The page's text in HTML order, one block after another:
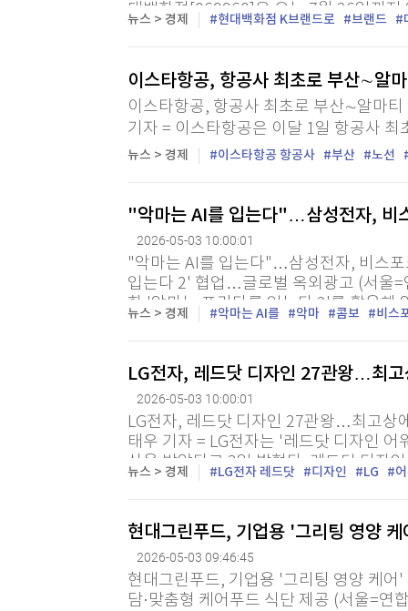
대백화점[069960]은 오는 7월 26일까지
화점 중강점에서 '더현대 글로벌' 팝업스
뉴스 > 경제 현대백화점 K브랜드로 브랜드
이스타항공, 항공사 최초로 부산∼알
이스타항공, 항공사 최초로 부산∼알마
기자 = 이스타항공은 이달 1일 항공사
탄) 노선에 신규 취항했다고 3일 밝혔다.
뉴스 > 경제 이스타항공 항공사 부산 노선
"악마는 AI를 입는다"…삼성전자, 비
2026-05-03 10:00:01
"악마는 AI를 입는다"…삼성전자, 비스
입는다 2' 협업…글로벌 옥외광고 (서울
화 '악마는 프라다를 입는다 2'를 활용해
(AI) 콤보' 글로벌 광고 캠페인을 한국·영
뉴스 > 경제 악마는 AI를 악마 콤보 비스
LG전자, 레드닷 디자인 27관왕…최
2026-05-03 10:00:01
LG전자, 레드닷 디자인 27관왕…최고상
태우 기자 = LG전자는 '레드닷 디자인
상을 받았다고 3일 밝혔다. 레드닷 디자
트팔렌 디자인센터 주관으로 시작된 세
뉴스 > 경제 LG전자 레드닷 디자인 LG
현대그린푸드, 기업용 '그리팅 영양
2026-05-03 09:46:45
현대그린푸드, 기업용 '그리팅 영양 케
담·맞춤형 케어푸드 식단 제공 (서울=연